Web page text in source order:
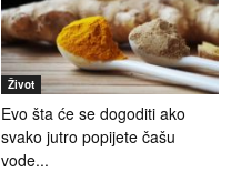
Život
Evo šta će se dogoditi ako
svako jutro popijete čašu
vode...